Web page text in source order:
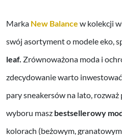
Marka New Balance w kolekcji
swój asortyment o modele eko,
leaf. Zrównoważona moda i
zdecydowanie warto
pary sneakersów na lato,
wyboru masz bestsellerowy
kolorach (beżowym,